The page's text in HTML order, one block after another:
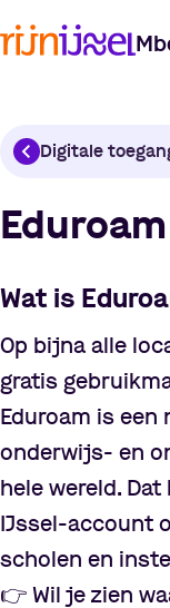
Digitale
Eduroam
Wat is
Op bijna alle
gratis
Eduroam is
onderwijs- en
hele wereld.
IJssel-account
scholen en
👉 Wil je zien